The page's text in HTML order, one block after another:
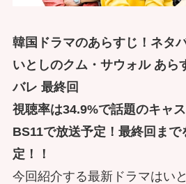
韓国ドラマのあらすじ！ネタ
いとしのクム・サウォル あら
バレ 最終回
視聴率は34.9%で話題のキャ
BS11で放送予定！最終回まで
定！！
今回紹介する最新ドラマはい